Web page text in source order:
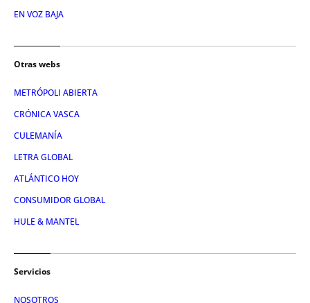
EN VOZ BAJA
Otras webs
METRÓPOLI ABIERTA
CRÓNICA VASCA
CULEMANÍA
LETRA GLOBAL
ATLÁNTICO HOY
CONSUMIDOR GLOBAL
HULE & MANTEL
Servicios
NOSOTROS